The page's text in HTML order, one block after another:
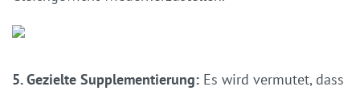
5. Gezielte Supplementierung: Es wird vermutet, dass